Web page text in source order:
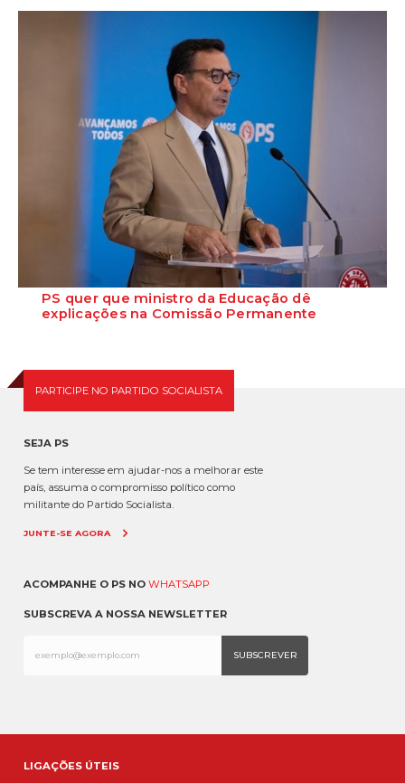
PS quer que ministro da Educação dê
explicações na Comissão Permanente
PARTICIPE NO PARTIDO SOCIALISTA
SEJA PS
Se tem interesse em ajudar-nos a melhorar este
país, assuma o compromisso político como
militante do Partido Socialista.
JUNTE-SE AGORA
ACOMPANHE O PS NO WHATSAPP
SUBSCREVA A NOSSA NEWSLETTER
LIGAÇÕES ÚTEIS